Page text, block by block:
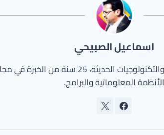
اسماعيل الصبيحي
مختص في الحاسوب والتكنولوجيات الحديثة، 25 سنة من الخبرة
الأنظمة المعلوماتية والبرامج.